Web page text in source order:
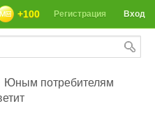
Вход
Регистрация
+100
Юным потребителям